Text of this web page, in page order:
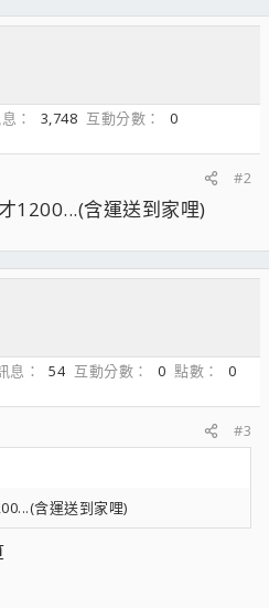
3,748 互動分數
0
#2
1200...(含運送到家哩)
息 54 互動分數 0 點數
0
#3
含運送到家哩)